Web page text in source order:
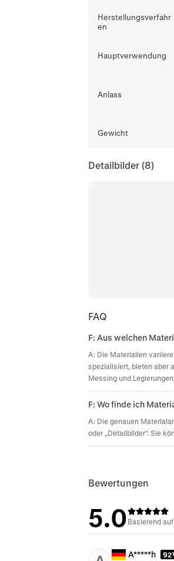
Herstellungsverfahr
en
Hauptverwendung
Anlass
Gewicht
Detailbilder (8)
FAQ
F: Aus welchen
A: Die Materialien
spezialisiert, bieten aber
Messing und Legierungen
F: Wo finde ich
A: Die genauen
oder „Detailbilder“. Sie
Bewertungen
5.0Basierend
A*****h